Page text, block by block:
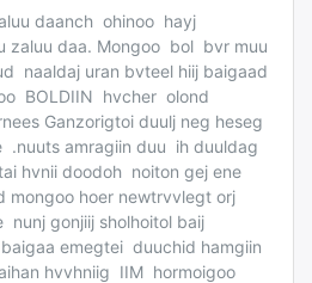
daanch ohinoo hayj
zaluu daa. Mongoo bol bvr muu
naaldaj uran bvteel hiij baigaad
BOLDIIN hvcher olond
Ganzorigtoi duulj neg heseg
.nuuts amragiin duu ih duuldag
hvnii doodoh noiton gej ene
hoer newtrvvlegt orj
nunj gonjiij sholhoitol baij
emegtei duuchid hamgiin
hvvhniig IIM hormoigoo